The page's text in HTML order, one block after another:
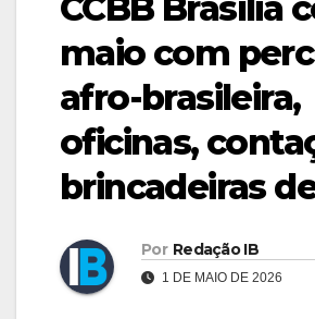
maio com
afro-brasileira,
oficinas,
brincadeiras
Por Redação IB
1 DE MAIO DE 2026